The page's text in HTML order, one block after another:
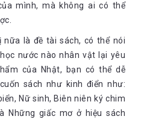
mình, mà không ai có thể
là đề tài sách, có thể nói
nước nào nhân vật lại yêu
của Nhật, bạn có thể dễ
sách như kinh điển như:
Nữ sinh, Biên niên ký chim
Những giấc mơ ở hiệu sách